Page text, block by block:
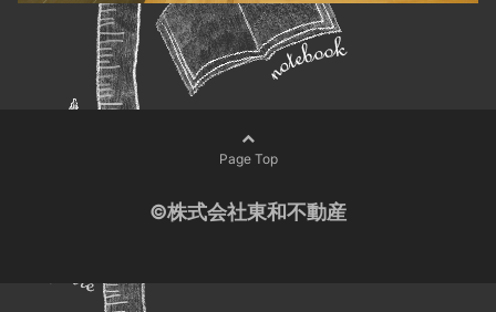
Page Top
©株式会社東和不動産